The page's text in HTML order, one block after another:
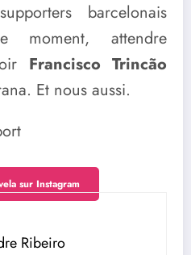
barcelonais
moment, attendre
Francisco Trincão
Et nous aussi.
sur Instagram
Ribeiro